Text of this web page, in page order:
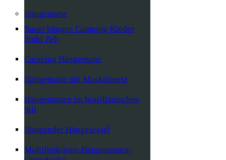
Hängematte
Baum hängen Camping Kinder
Stuhl Zelt
Camping Hängematte
Hängematte mit Moskitonetz
Hängematten im brasilianischen
Stil
Hängender Hängesessel
Multifunktions-Hängematten-